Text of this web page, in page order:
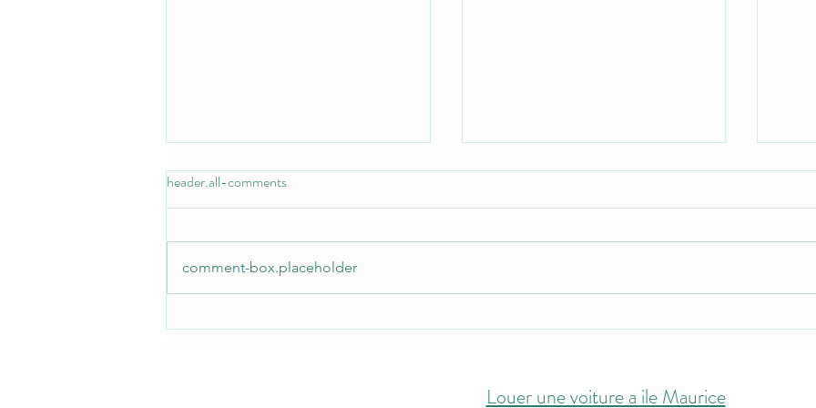
Conseils et bons plans pour louer
Comparateur de prix de location
header.all-comments
comment-box.placeholder
Louer une voiture a ile Maurice